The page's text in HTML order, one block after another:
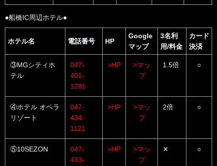
●船橋IC周辺ホテル●
ホテル名 電話番号 HP
Google
マップ
3名利
用/料金
カード
決済
③MGシティホ
テル
047-
401-
1281
>HP
>マッ
プ
1.5倍 ○
④ホテル オペラ
リゾート
047-
434-
1121
>HP
>マッ
プ
2倍 ○
⑤10SEZON
047-
433-
>HP
>マッ
プ
✕ ○